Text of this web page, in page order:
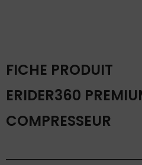
FICHE PRODUIT
ERIDER360
COMPRESSEUR